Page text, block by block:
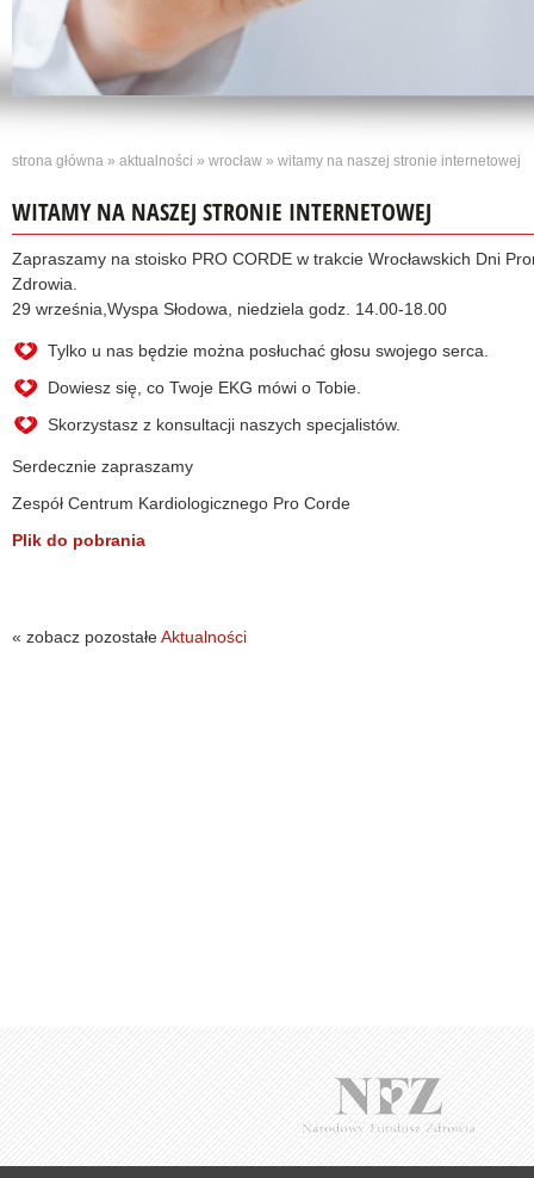
strona główna » aktualności » wrocław » witamy na naszej stronie internetowej
WITAMY NA NASZEJ STRONIE INTERNETOWEJ
Zapraszamy na stoisko PRO CORDE w trakcie Wrocławskich Dni
Zdrowia.
29 września,Wyspa Słodowa, niedziela godz. 14.00-18.00
Tylko u nas będzie można posłuchać głosu swojego serca.
Dowiesz się, co Twoje EKG mówi o Tobie.
Skorzystasz z konsultacji naszych specjalistów.
Serdecznie zapraszamy
Zespół Centrum Kardiologicznego Pro Corde
Plik do pobrania
« zobacz pozostałeAktualności